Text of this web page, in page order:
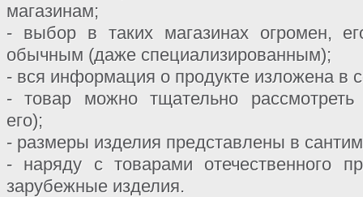
магазинам;
- выбор в таких магазинах огромен,
обычным (даже специализированным);
- вся информация о продукте изложена в
- товар можно тщательно рассмотреть
его);
- размеры изделия представлены в
- наряду с товарами отечественного
зарубежные изделия.